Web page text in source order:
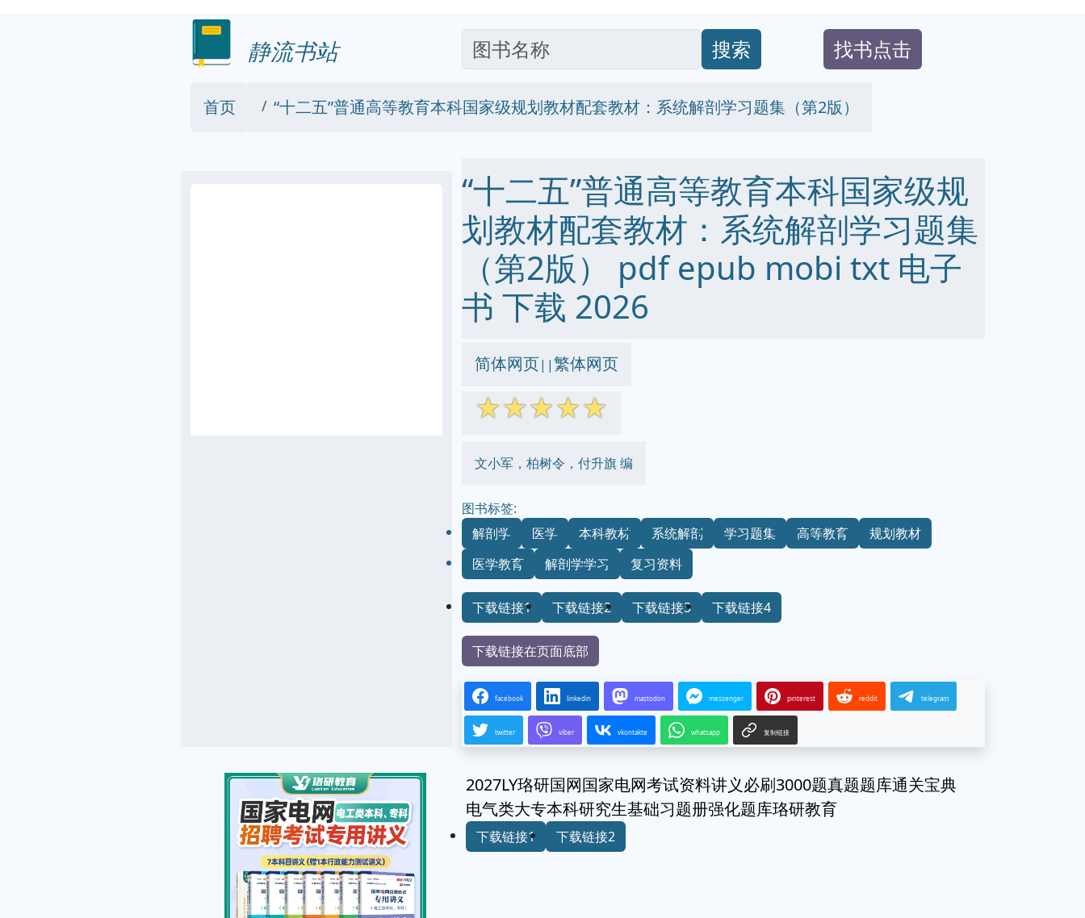
静流书站 搜索 找书点击
首页 “十二五”普通高等教育本科国家级规划教材配套教材：系统解剖学习题集（第2版）
“十二五”普通高等教育本科国家级规
划教材配套教材：系统解剖学习题集
（第2版） pdf epub mobi txt 电子
书 下载 2026
简体网页||繁体网页
☆☆☆☆☆
文小军，柏树令，付升旗 编
图书标签:
解剖学
医学 本科教材 系统解剖 学习题集 高等教育
规划教材
医学教育
解剖学学习 复习资料
下载链接1 下载链接2 下载链接3 下载链接4
下载链接在页面底部
facebook linkedin mastodon messenger pinterest reddit telegram
twitter viber vkontakte whatsapp 复制链接
2027LY珞研国网国家电网考试资料讲义必刷3000题真题题库通关宝典
电气类大专本科研究生基础习题册强化题库珞研教育
下载链接1 下载链接2